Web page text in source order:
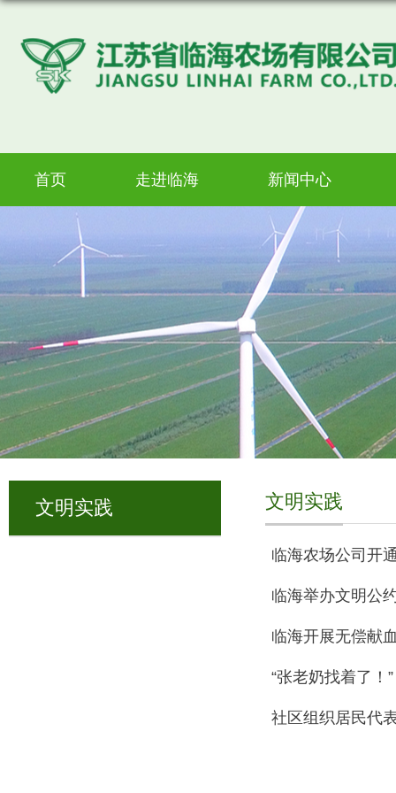
首页 走进临海 新闻中心
文明实践 文明实践
临海农场公司开
临海举办文明公
临海开展无偿献
“张老奶找着了！”
社区组织居民代